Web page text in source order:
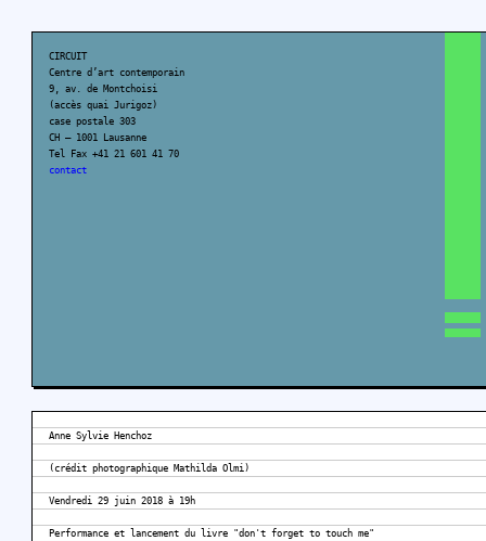
CIRCUIT
Centre d’art contemporain
9, av. de Montchoisi
(accès quai Jurigoz)
case postale 303
CH – 1001 Lausanne
Tel Fax +41 21 601 41 70
contact
Anne Sylvie Henchoz
(crédit photographique Mathilda Olmi)
Vendredi 29 juin 2018 à 19h
Performance et lancement du livre "don't forget to touch me"